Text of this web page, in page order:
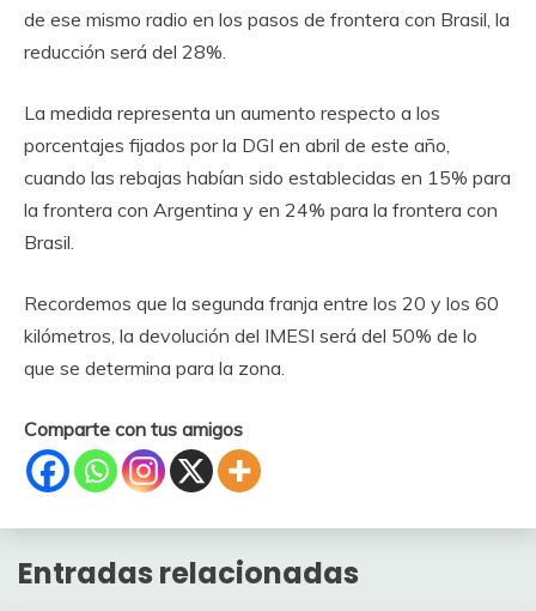
de ese mismo radio en los pasos de frontera con Brasil, la
reducción será del 28%.
La medida representa un aumento respecto a los
porcentajes fijados por la DGI en abril de este año,
cuando las rebajas habían sido establecidas en 15% para
la frontera con Argentina y en 24% para la frontera con
Brasil.
Recordemos que la segunda franja entre los 20 y los 60
kilómetros, la devolución del IMESI será del 50% de lo
que se determina para la zona.
Comparte con tus amigos
Entradas relacionadas